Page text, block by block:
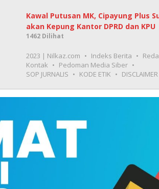
Kawal Putusan MK, Cipayung Plus
akan Kepung Kantor DPRD dan KPU
1462 Dilihat
2023 | Nilkaz.com Indeks Berita
Kontak
Pedoman Media Siber
SOP JURNALIS
KODE ETIK DISCLAIMER